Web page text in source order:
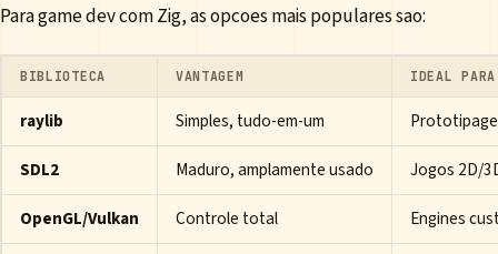
Para game dev com Zig, as opcoes mais populares sao:
BIBLIOTECA VANTAGEM IDEAL PARA
raylib Simples, tudo-em-um
SDL2
Maduro, amplamente usado
Jogos 2D/
OpenGL/Vulkan
Controle total
Engines